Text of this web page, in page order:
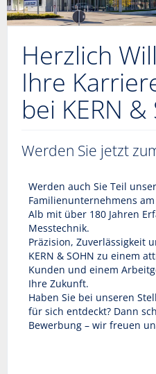
Herzlich
Ihre
bei KERN &
Werden Sie jetzt
Werden auch Sie Teil
Familienunternehmens
Alb mit über 180 Jahren
Messtechnik.
Präzision, Zuverlässigkeit
KERN & SOHN zu einem
Kunden und einem
Ihre Zukunft.
Haben Sie bei unseren
für sich entdeckt? Dann
Bewerbung – wir freuen